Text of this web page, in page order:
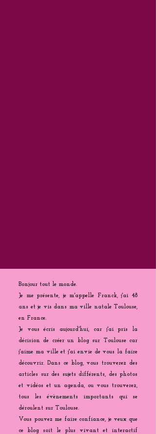
Bonjour tout le monde.
Je me présente, je m'appelle Franck, j'ai 48
ans et je vis dans ma ville natale Toulouse,
en France.
Je vous écris aujourd'hui, car j'ai pris la
décision de créer un blog sur Toulouse car
j'aime ma ville et j'ai envie de vous la faire
découvrir. Dans ce blog, vous trouverez des
articles sur des sujets différents, des photos
et vidéos et un agenda, ou vous trouverez,
tous les évènements importants qui se
déroulent sur Toulouse.
Vous pouvez me faire confiance, je veux que
ce blog soit le plus vivant et interactif